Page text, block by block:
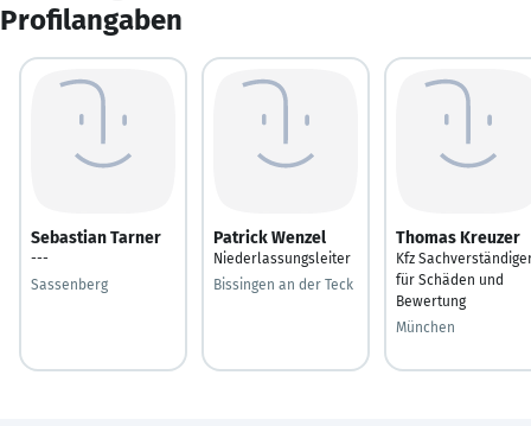
Profilangaben
Sebastian Tarner
---
Sassenberg
Patrick Wenzel
Niederlassungsleiter
Bissingen an der Teck
Thomas Kreuzer
Kfz
für Schäden und
Bewertung
München